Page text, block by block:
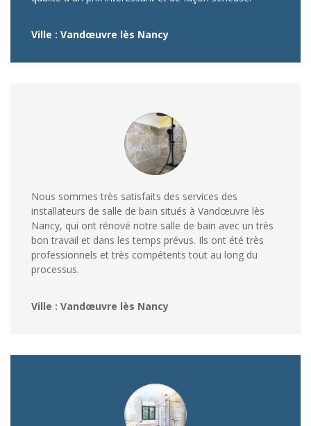
Ville : Vandœuvre lès Nancy
Nous sommes très satisfaits des services des
installateurs de salle de bain situés à Vandœuvre lès
Nancy, qui ont rénové notre salle de bain avec un très
bon travail et dans les temps prévus. Ils ont été très
professionnels et très compétents tout au long du
processus.
Ville : Vandœuvre lès Nancy